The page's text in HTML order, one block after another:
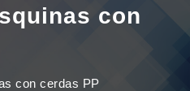
con
con cerdas PP